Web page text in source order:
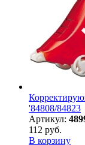
'84808/84823
Артикул:
112 руб.
В корзину